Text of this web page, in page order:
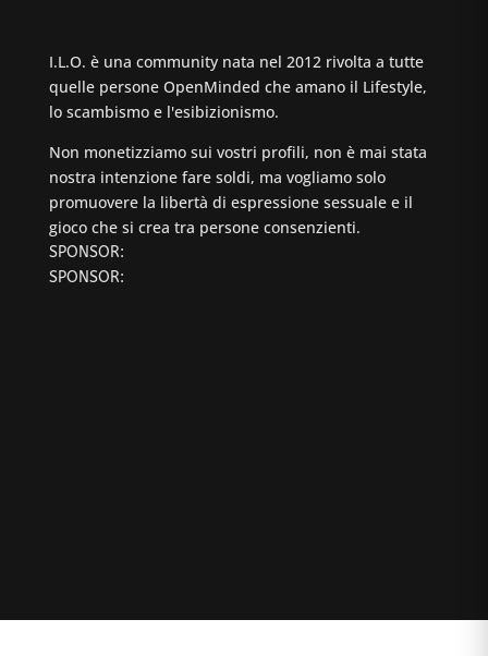
I.L.O. è una community nata nel 2012 rivolta a tutte
quelle persone OpenMinded che amano il Lifestyle,
lo scambismo e l'esibizionismo.
Non monetizziamo sui vostri profili, non è mai stata
nostra intenzione fare soldi, ma vogliamo solo
promuovere la libertà di espressione sessuale e il
gioco che si crea tra persone consenzienti.
SPONSOR:
SPONSOR: